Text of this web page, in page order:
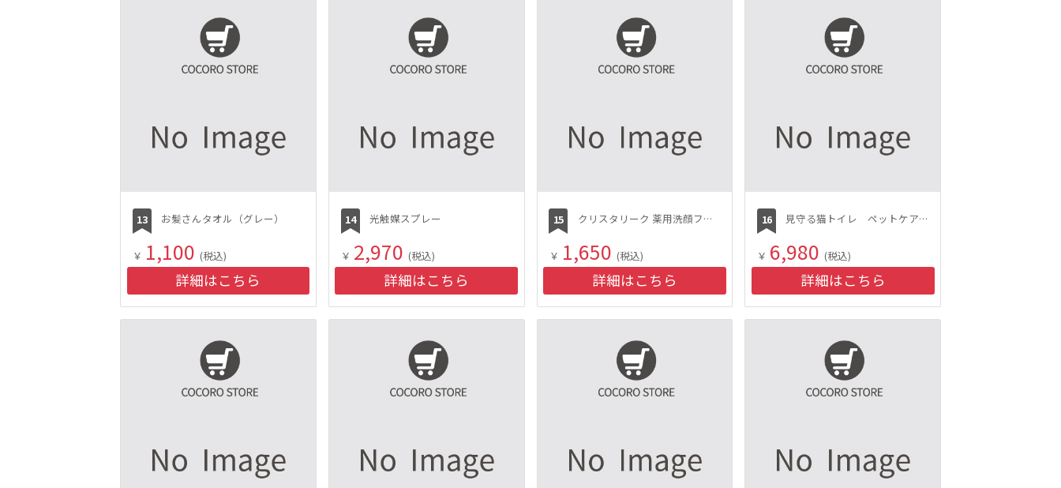
お髪さんタオル（グレー）
￥ 1,100 (税込)
詳細はこちら
光触媒スプレー
￥ 2,970 (税込)
詳細はこちら
クリスタリーク 薬用洗顔フォーム
￥ 1,650 (税込)
詳細はこちら
見守る猫トイレ ペットケアモニター
￥ 6,980 (税込)
詳細はこちら